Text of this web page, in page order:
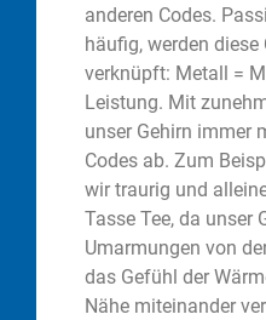
anderen Codes.
häufig, werden
verknüpft: Metall =
Leistung. Mit
unser Gehirn immer
Codes ab. Zum
wir traurig und
Tasse Tee, da unser
Umarmungen von
das Gefühl der
Nähe miteinander